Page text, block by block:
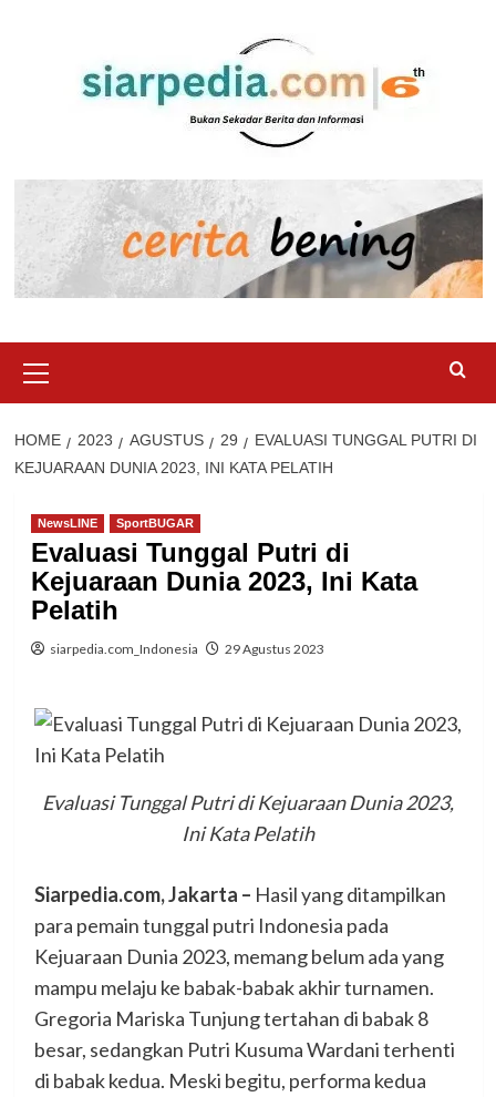
Menu
HOME 2023 AGUSTUS 29
EVALUASI TUNGGAL PUTRI DI
KEJUARAAN DUNIA 2023, INI KATA PELATIH
NewsLINE SportBUGAR
Evaluasi Tunggal Putri di
Kejuaraan Dunia 2023, Ini Kata
Pelatih
siarpedia.com_Indonesia 29 Agustus 2023
Evaluasi Tunggal Putri di Kejuaraan Dunia 2023,
Ini Kata Pelatih
Siarpedia.com, Jakarta – Hasil yang ditampilkan
para pemain tunggal putri Indonesia pada
Kejuaraan Dunia 2023, memang belum ada yang
mampu melaju ke babak-babak akhir turnamen.
Gregoria Mariska Tunjung tertahan di babak 8
besar, sedangkan Putri Kusuma Wardani terhenti
di babak kedua. Meski begitu, performa kedua